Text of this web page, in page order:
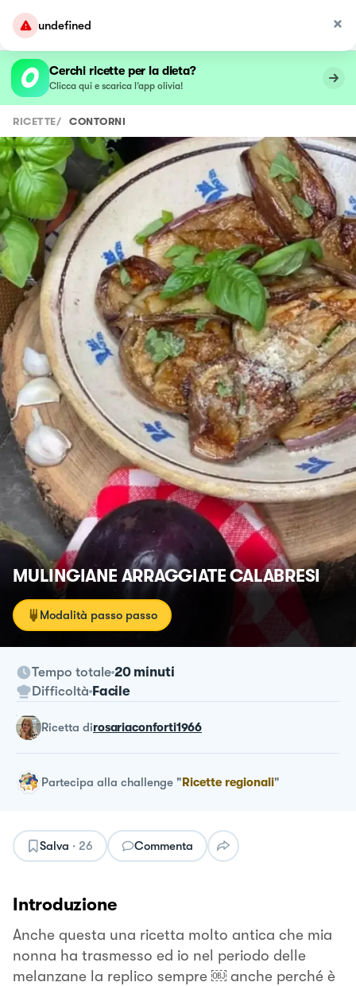
undefined
Cerchi ricette per la dieta?
Clicca qui e scarica l’app olivia!
RICETTE/ CONTORNI
MULINGIANE ARRAGGIATE CALABRESI
Modalità passo passo
Tempo totale 20 minuti
Difficoltà Facile
ricetta dirosariaconforti1966
Partecipa alla challenge "Ricette regionali"
Salva · 26 Commenta
Introduzione
Anche questa una ricetta molto antica che mia
nonna ha trasmesso ed io nel periodo delle
melanzane la replico sempre ￼ anche perché è